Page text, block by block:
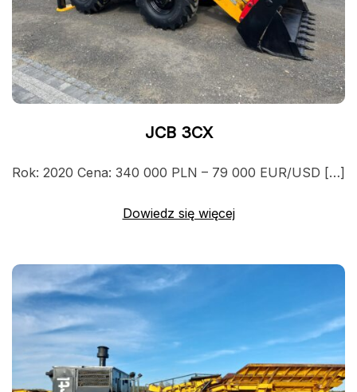
JCB 3CX
Rok: 2020 Cena: 340 000 PLN – 79 000 EUR/USD […]
Dowiedz się więcej